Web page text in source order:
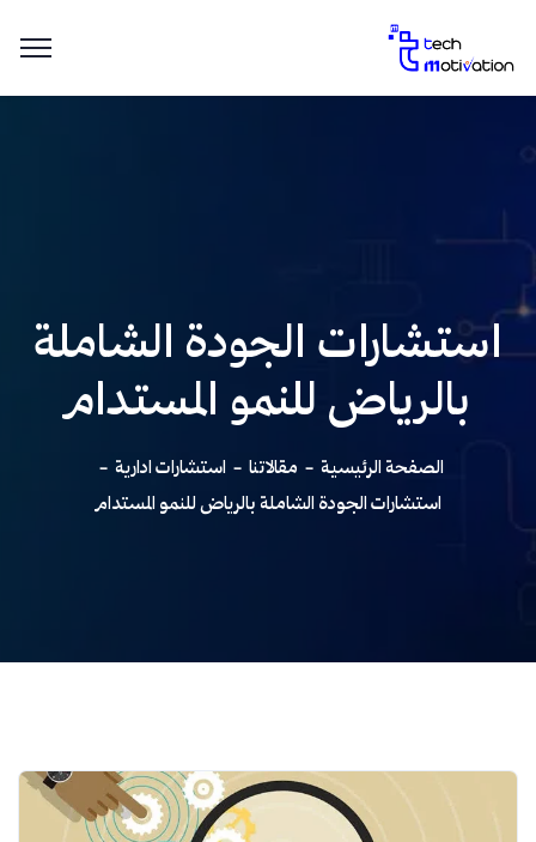
استشارات الجودة الشاملة
بالرياض للنمو المستدام
الصفحة الرئيسية مقالاتنا
استشارات ادارية
استشارات الجودة الشاملة بالرياض للنمو المستدام